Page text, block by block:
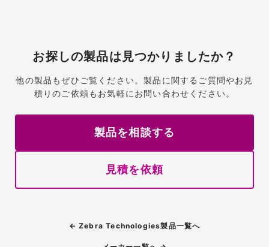
お探しの製品は見つかりましたか？
他の製品もぜひご覧ください。製品に関するご質問やお見
積りのご依頼もお気軽にお問い合わせください。
製品を相談する
見積を依頼
← Zebra Technologies製品一覧へ